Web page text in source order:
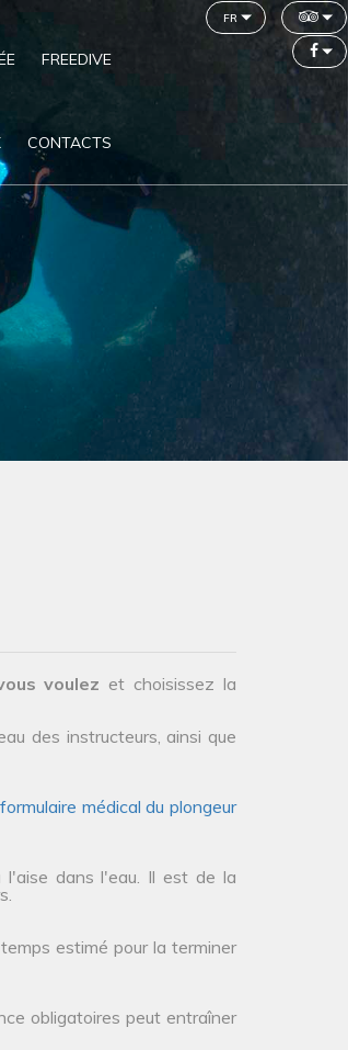
FREEDIVE
CONTACTS
fr
voulez et choisissez la
des instructeurs, ainsi que
formulaire médical du plongeur
l'aise dans l'eau. Il est de la
estimé pour la terminer
obligatoires peut entraîner